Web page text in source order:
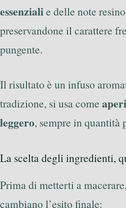
essenzialie delle note
preservandone il carattere
pungente.
Il risultato è un infuso
tradizione, si usa come
leggero, sempre in quantità
La scelta degli ingredienti,
Prima di metterti a
cambiano l’esito finale: